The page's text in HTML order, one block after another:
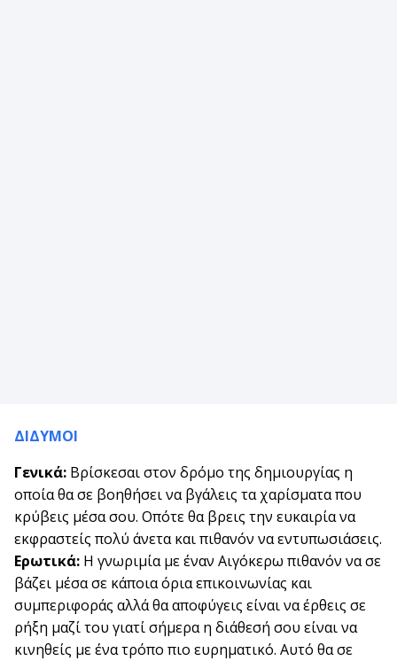
ΔΙΔΥΜΟΙ
Γενικά: Βρίσκεσαι στον δρόμο της δημιουργίας η
οποία θα σε βοηθήσει να βγάλεις τα χαρίσματα που
κρύβεις μέσα σου. Οπότε θα βρεις την ευκαιρία να
εκφραστείς πολύ άνετα και πιθανόν να εντυπωσιάσεις.
Ερωτικά: Η γνωριμία με έναν Αιγόκερω πιθανόν να σε
βάζει μέσα σε κάποια όρια επικοινωνίας και
συμπεριφοράς αλλά θα αποφύγεις είναι να έρθεις σε
ρήξη μαζί του γιατί σήμερα η διάθεσή σου είναι να
κινηθείς με ένα τρόπο πιο ευρηματικό. Αυτό θα σε